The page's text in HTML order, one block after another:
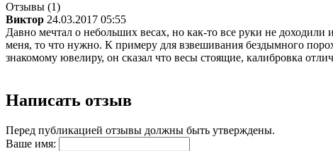
Отзывы (1)
Виктор 24.03.2017 05:55
Давно мечтал о небольших весах, но как-то все руки не
меня, то что нужно. К примеру для взвешивания бездымного
знакомому ювелиру, он сказал что весы стоящие, калибровка
Написать отзыв
Перед публикацией отзывы должны быть утверждены.
Ваше имя: